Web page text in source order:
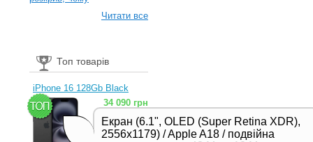
Читати все
Топ товарів
iPhone 16 128Gb Black
Екран (6.1", OLED (Super Retina XDR),
2556x1179) / Apple A18 / подвійна
34 090 грн